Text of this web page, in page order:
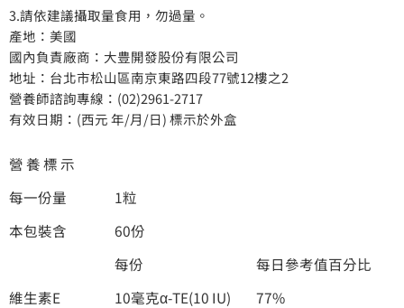
3.請依建議攝取量食用，勿過量。
產地：美國
國內負責廠商：大豊開發股份有限公司
地址：台北市松山區南京東路四段77號12樓之2
營養師諮詢專線：(02)2961-2717
有效日期：(西元 年/月/日) 標示於外盒
營 養 標 示
每一份量
1粒
本包裝含
60份
每份
每日參考值百分比
維生素E
10毫克α-TE(10 IU) 77%